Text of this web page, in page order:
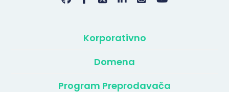
Korporativno
Domena
Program Preprodavača